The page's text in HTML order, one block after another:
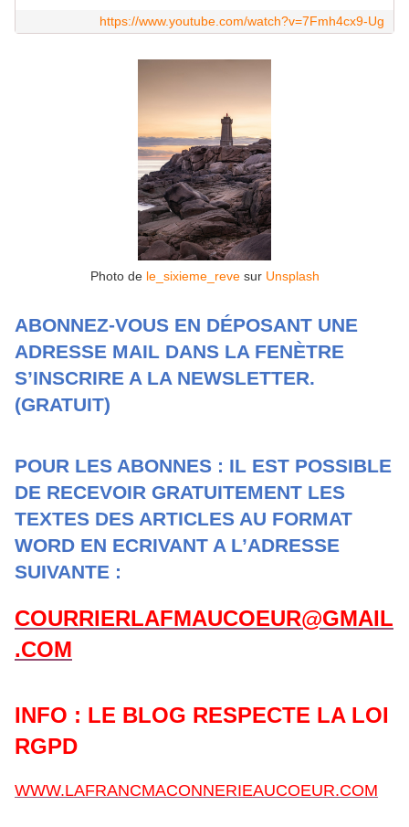
https://www.youtube.com/watch?v=7Fmh4cx9-Ug
Photo de le_sixieme_revesur Unsplash
ABONNEZ-VOUS EN DÉPOSANT UNE
ADRESSE MAIL DANS LA FENÈTRE
S’INSCRIRE A LA NEWSLETTER.
(GRATUIT)
POUR LES ABONNES : IL EST POSSIBLE
DE RECEVOIR GRATUITEMENT LES
TEXTES DES ARTICLES AU FORMAT
WORD EN ECRIVANT A L’ADRESSE
SUIVANTE :
COURRIERLAFMAUCOEUR@GMAIL
.COM
INFO : LE BLOG RESPECTE LA LOI
RGPD
WWW.LAFRANCMACONNERIEAUCOEUR.COM